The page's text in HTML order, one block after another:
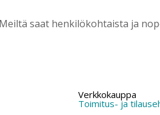
saat henkilökohtaista ja
Verkkokauppa
Toimitus- ja